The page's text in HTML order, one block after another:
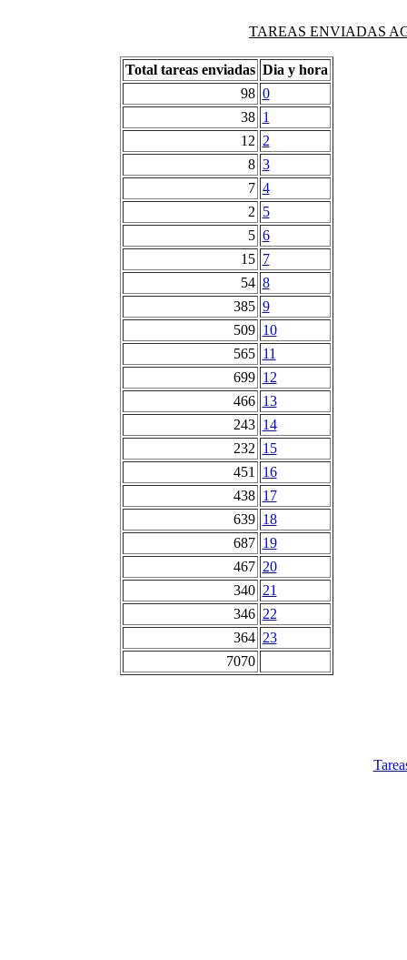
TAREAS ENVIADAS
Total tareas enviadas Dia y hora
98 0
38 1
12 2
8 3
7 4
2 5
5 6
15 7
54 8
385 9
509 10
565 11
699 12
466 13
243 14
232 15
451
16
438 17
639 18
687 19
467 20
340 21
346 22
364 23
7070